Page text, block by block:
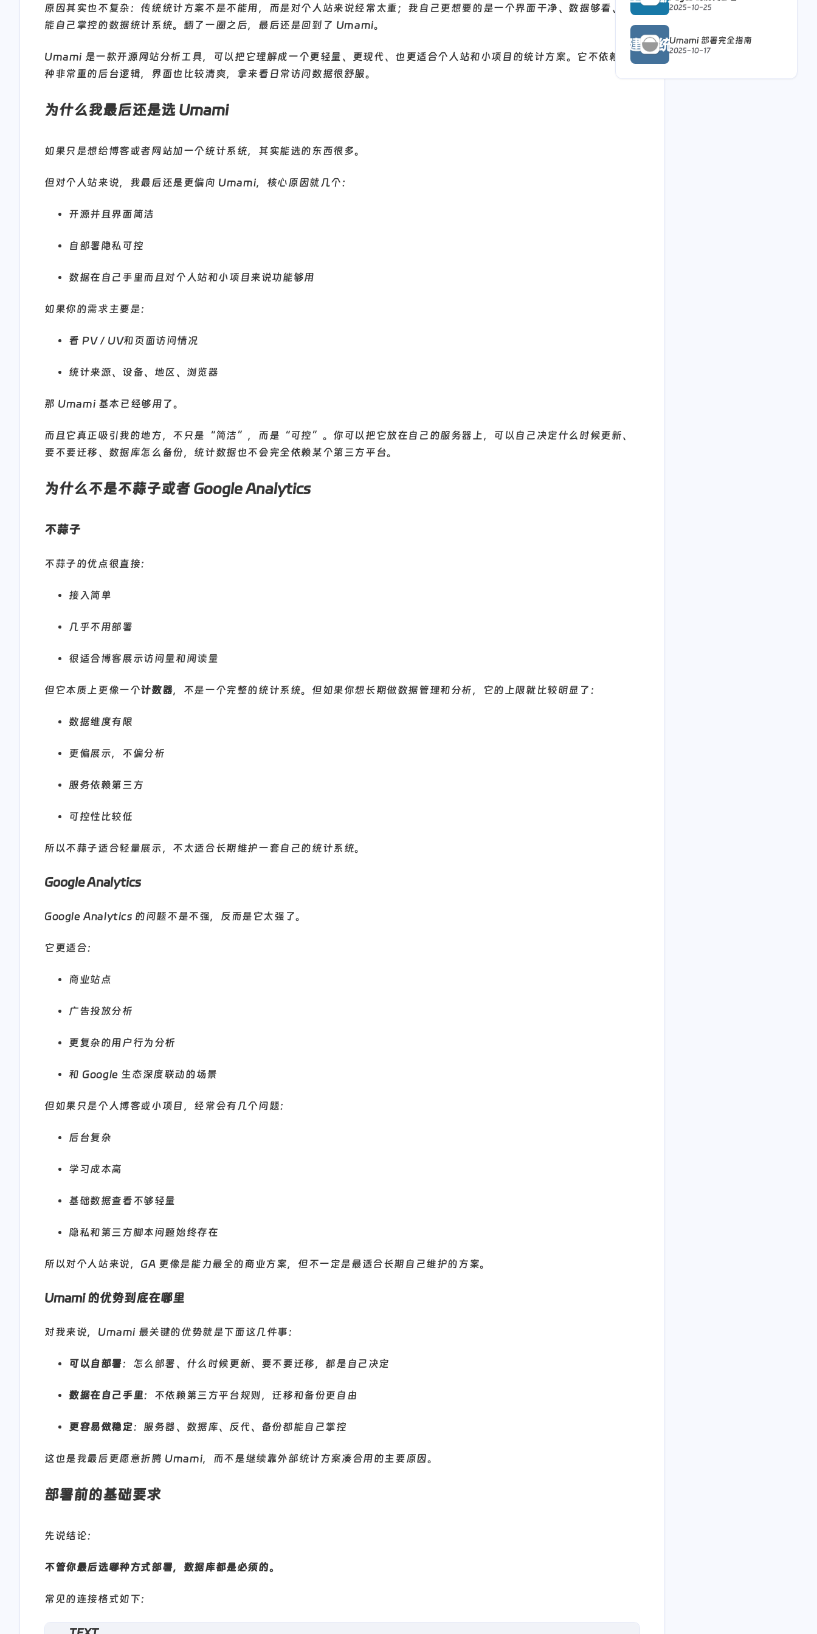
原因其实也不复杂：传统统计方案不是不能用，而是对个人站来说经常太重；我自己更想要的是一个界面干净、数据够看、还
能自己掌控的数据统计系统。翻了一圈之后，最后还是回到了 Umami。
Umami 是一款开源网站分析工具，可以把它理解成一个更轻量、更现代、也更适合个人站和小项目的统计方案。它不依赖那
种非常重的后台逻辑，界面也比较清爽，拿来看日常访问数据很舒服。
为什么我最后还是选 Umami
如果只是想给博客或者网站加一个统计系统，其实能选的东西很多。
但对个人站来说，我最后还是更偏向 Umami，核心原因就几个：
开源并且界面简洁
自部署隐私可控
数据在自己手里而且对个人站和小项目来说功能够用
如果你的需求主要是：
看 PV / UV和页面访问情况
统计来源、设备、地区、浏览器
那 Umami 基本已经够用了。
而且它真正吸引我的地方，不只是“简洁”，而是“可控”。你可以把它放在自己的服务器上，可以自己决定什么时候更新、
要不要迁移、数据库怎么备份，统计数据也不会完全依赖某个第三方平台。
为什么不是不蒜子或者 Google Analytics
不蒜子
不蒜子的优点很直接：
接入简单
几乎不用部署
很适合博客展示访问量和阅读量
但它本质上更像一个计数器，不是一个完整的统计系统。但如果你想长期做数据管理和分析，它的上限就比较明显了：
数据维度有限
更偏展示，不偏分析
服务依赖第三方
可控性比较低
所以不蒜子适合轻量展示，不太适合长期维护一套自己的统计系统。
Google Analytics
Google Analytics 的问题不是不强，反而是它太强了。
它更适合：
商业站点
广告投放分析
更复杂的用户行为分析
和 Google 生态深度联动的场景
但如果只是个人博客或小项目，经常会有几个问题：
后台复杂
学习成本高
基础数据查看不够轻量
隐私和第三方脚本问题始终存在
所以对个人站来说，GA 更像是能力最全的商业方案，但不一定是最适合长期自己维护的方案。
Umami 的优势到底在哪里
对我来说，Umami 最关键的优势就是下面这几件事：
可以自部署：怎么部署、什么时候更新、要不要迁移，都是自己决定
数据在自己手里：不依赖第三方平台规则，迁移和备份更自由
更容易做稳定：服务器、数据库、反代、备份都能自己掌控
这也是我最后更愿意折腾 Umami，而不是继续靠外部统计方案凑合用的主要原因。
部署前的基础要求
先说结论：
不管你最后选哪种方式部署，数据库都是必须的。
常见的连接格式如下：
2025-10-25
Umami 部署完全指南
2025-10-17